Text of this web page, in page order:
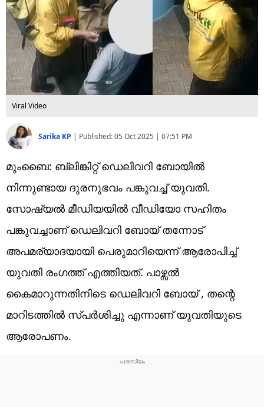
Short Videos
Viral Video
Sarika KP | Published:05 Oct 2025 | 07:51 PM
മുംബൈ: ബ്ലിങ്കിറ്റ് ഡെലിവറി ബോയിൽ
നിന്നുണ്ടായ ദുരനുഭവം പങ്കുവച്ച് യുവതി.
സോഷ്യൽ മീഡിയയിൽ വീഡിയോ സഹിതം
പങ്കുവച്ചാണ് ഡെലിവറി ബോയ് തന്നോട്
അപമര്യാദയായി പെരുമാറിയെന്ന് ആരോപിച്ച്
യുവതി രം​ഗത്ത് എത്തിയത്. പാഴ്സൽ
കൈമാറുന്നതിനിടെ ഡെലിവറി ബോയ് , തന്റെ
മാറിടത്തിൽ സ്പർശിച്ചു എന്നാണ് യുവതിയുടെ
ആരോപണം.